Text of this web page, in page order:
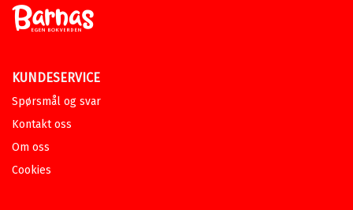
KUNDESERVICE
Spørsmål og svar
Kontakt oss
Om oss
Cookies